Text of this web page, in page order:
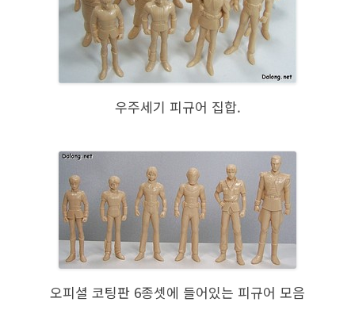
우주세기 피규어 집합.
오피셜 코팅판 6종셋에 들어있는 피규어 모음